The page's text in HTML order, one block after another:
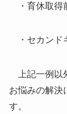
・育休取得
・セカン
上記一例以
お悩みの解決
す。